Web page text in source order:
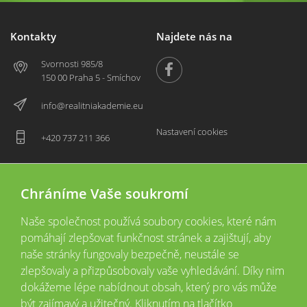
Kontakty
Svornosti 985/8
150 00 Praha 5 - Smíchov
info@realitniakademie.eu
+420 737 211 366
Najdete nás na
Nastavení cookies
2026 © CopyrightVšechna práva vyhrazena
Tyto webové stránky jsou provozovány společností Realitní akademie České
Chráníme Vaše soukromí
Naše společnost používá soubory cookies, které nám
pomáhají zlepšovat funkčnost stránek a zajištují, aby
naše stránky fungovaly bezpečně, neustále se
zlepšovaly a přizpůsobovaly vaše vyhledávání. Díky nim
dokážeme lépe nabídnout obsah, který pro vás může
být zajímavý a užitečný. Kliknutím na tlačítko